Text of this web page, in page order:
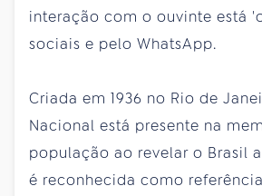
interação com o ouvinte está
sociais e pelo WhatsApp.
Criada em 1936 no Rio de
Nacional está presente na
população ao revelar o Brasil
é reconhecida como